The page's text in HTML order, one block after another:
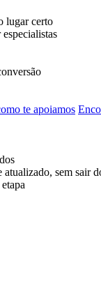
lugar certo
te apoiamos
atualizado, sem sair